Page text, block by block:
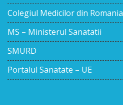
Colegiul Medicilor din Romania
MS – Ministerul Sanatatii
SMURD
Portalul Sanatate – UE